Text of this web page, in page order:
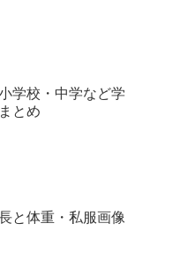
学校・中学など学
とめ
と体重・私服画像